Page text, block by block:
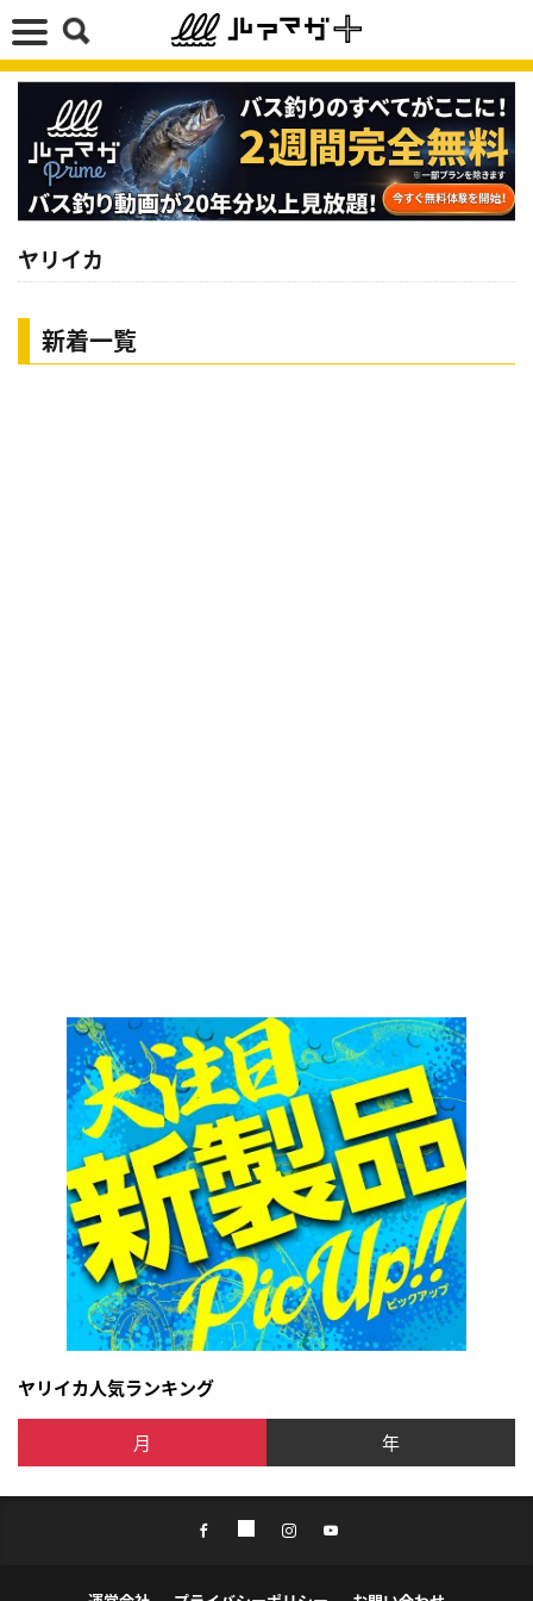
ヤリイカ
新着一覧
ヤリイカ人気ランキング
月 年